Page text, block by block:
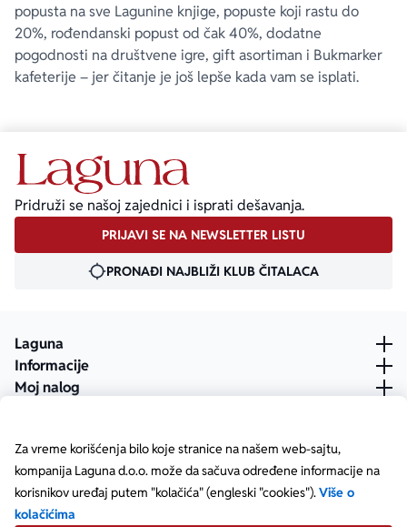
Za vreme korišćenja bilo koje stranice na našem web-sajtu,
kompanija Laguna d.o.o. može da sačuva određene informacije na
korisnikov uređaj putem "kolačića" (engleski "cookies").Više o
kolačićima
popusta na sve Lagunine knjige, popuste koji rastu do
20%, rođendanski popust od čak 40%, dodatne
pogodnosti na društvene igre, gift asortiman i Bukmarker
kafeterije – jer čitanje je još lepše kada vam se isplati.
Pridruži se našoj zajednici i isprati dešavanja.
PRIJAVI SE NA NEWSLETTER LISTU
PRONAĐI NAJBLIŽI KLUB ČITALACA
Laguna
Informacije
Moj nalog